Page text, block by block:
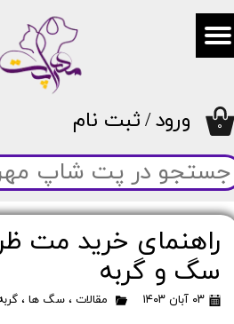
۰ ورود/ثبت نام
حساب کاربری من
سفارشات
خروج از حساب کاربری
راهنمای خرید مت
سگ و گربه
۰۳ آبان ۱۴۰۳ مقالات ، سگ ها ،